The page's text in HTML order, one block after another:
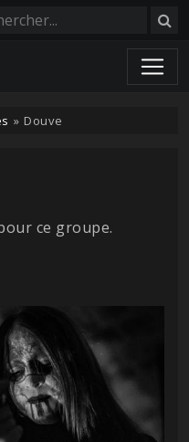
» Douve
ce groupe.